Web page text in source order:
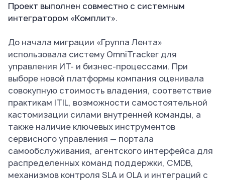
Проект выполнен совместно с системным
интегратором «Комплит».
До начала миграции «Группа Лента»
использовала систему OmniTracker для
управления ИТ- и бизнес-процессами. При
выборе новой платформы компания оценивала
совокупную стоимость владения, соответствие
практикам ITIL, возможности самостоятельной
кастомизации силами внутренней команды, а
также наличие ключевых инструментов
сервисного управления — портала
самообслуживания, агентского интерфейса для
распределенных команд поддержки, CMDB,
механизмов контроля SLA и OLA и интеграций с